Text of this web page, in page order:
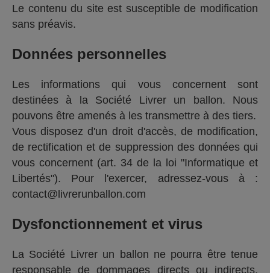
Le contenu du site est susceptible de modification
sans préavis.
Données personnelles
Les informations qui vous concernent sont
destinées à la Société Livrer un ballon. Nous
pouvons être amenés à les transmettre à des tiers.
Vous disposez d'un droit d'accès, de modification,
de rectification et de suppression des données qui
vous concernent (art. 34 de la loi "Informatique et
Libertés"). Pour l'exercer, adressez-vous à :
contact@livrerunballon.com
Dysfonctionnement et virus
La Société Livrer un ballon ne pourra être tenue
responsable de dommages directs ou indirects,